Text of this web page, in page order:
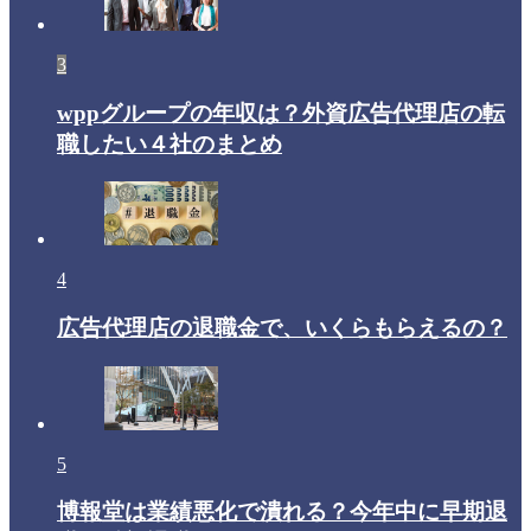
3
wppグループの年収は？外資広告代理店の転
職したい４社のまとめ
4
広告代理店の退職金で、いくらもらえるの？
5
博報堂は業績悪化で潰れる？今年中に早期退